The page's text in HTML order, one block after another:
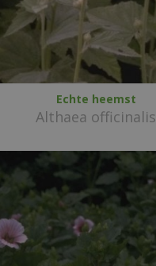
Echte heemst
Althaea officinalis